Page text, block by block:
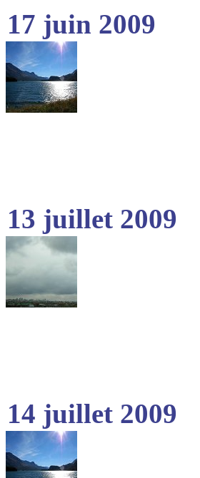
17 juin 2009
13 juillet 2009
14 juillet 2009